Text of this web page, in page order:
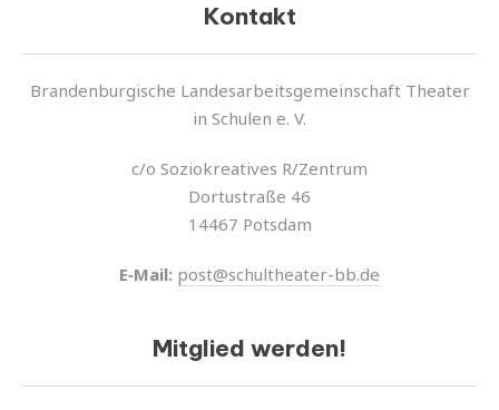
Kontakt
Brandenburgische Landesarbeitsgemeinschaft Theater
in Schulen e. V.
c/o Soziokreatives R/Zentrum
Dortustraße 46
14467 Potsdam
E‑Mail: post@schultheater-bb.de
Mitglied werden!